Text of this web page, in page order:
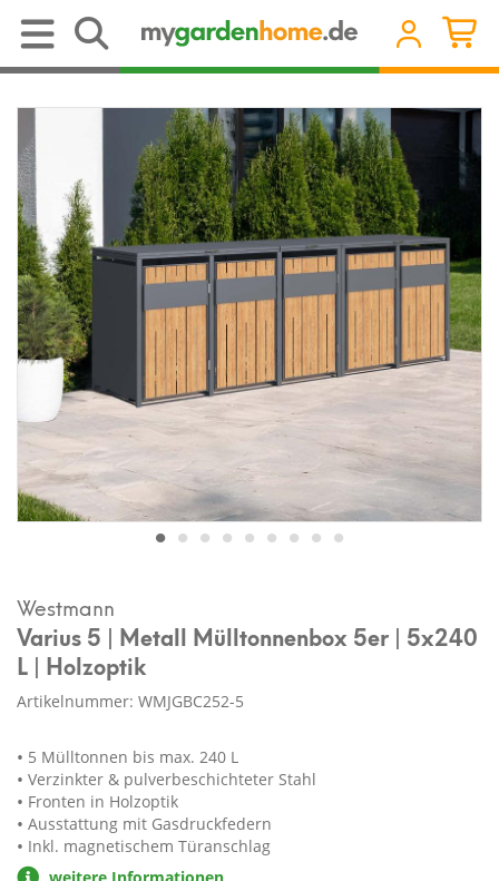
Westmann
Varius 5 | Metall Mülltonnenbox 5er | 5x240
L | Holzoptik
Artikelnummer: WMJGBC252-5
5 Mülltonnen bis max. 240 L
Verzinkter & pulverbeschichteter Stahl
Fronten in Holzoptik
Ausstattung mit Gasdruckfedern
Inkl. magnetischem Türanschlag